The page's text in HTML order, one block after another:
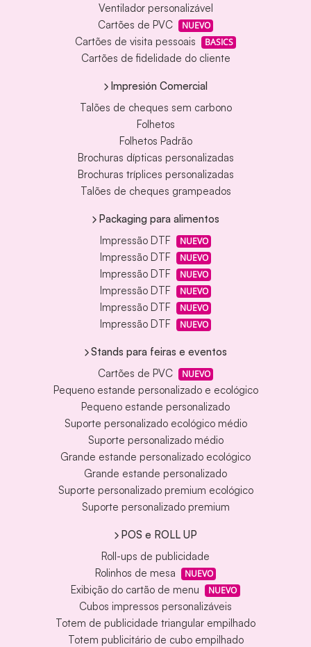
Ventilador personalizável
Cartões de PVC
NUEVO
Cartões de visita pessoais BASICS
Cartões de fidelidade do cliente
Impresión Comercial
Talões de cheques sem carbono
Folhetos
Folhetos Padrão
Brochuras dípticas personalizadas
Brochuras tríplices personalizadas
Talões de cheques grampeados
Packaging para alimentos
Impressão DTF
NUEVO
Impressão DTF NUEVO
Impressão DTF NUEVO
Impressão DTF NUEVO
Impressão DTF NUEVO
Impressão DTF NUEVO
Stands para feiras e eventos
Cartões de PVC
NUEVO
Pequeno estande personalizado e ecológico
Pequeno estande personalizado
Suporte personalizado ecológico médio
Suporte personalizado médio
Grande estande personalizado ecológico
Grande estande personalizado
Suporte personalizado premium ecológico
Suporte personalizado premium
POS e ROLL UP
Roll-ups de publicidade
Rolinhos de mesa
NUEVO
Exibição do cartão de menu NUEVO
Cubos impressos personalizáveis
Totem de publicidade triangular empilhado
Totem publicitário de cubo empilhado